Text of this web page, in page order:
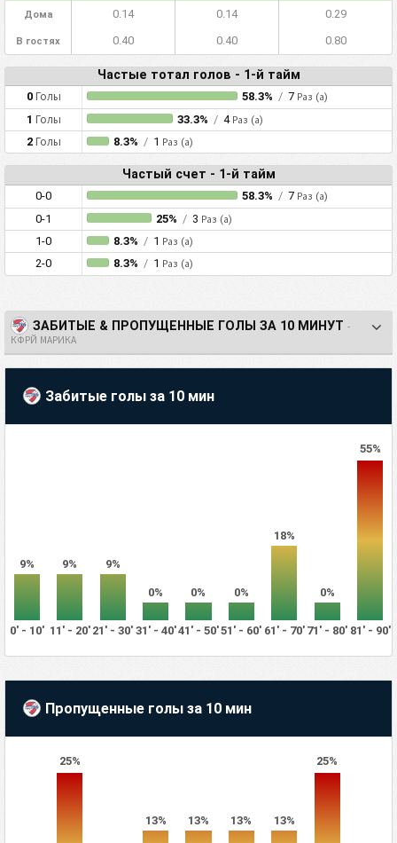
Дома 0.14 0.14 0.29
В гостях 0.40 0.40 0.80
Частые тотал голов - 1-й тайм
0 Голы 58.3% /7 Раз (а)
1 Голы 33.3% / 4 Раз (а)
2 Голы 8.3% /1 Раз (а)
Частый счет - 1-й тайм
0-0 58.3% /7 Раз (а)
0-1 25% / 3 Раз (а)
1-0 8.3% /1 Раз (а)
2-0 8.3% /1 Раз (а)
ЗАБИТЫЕ & ПРОПУЩЕННЫЕ ГОЛЫ ЗА 10 МИНУТ-
КФРЙ МАРИКА
Забитые голы за 10 мин
9% 9% 9%
0% 0% 0%
18%
0%
55%
0' - 10' 11' - 20' 21' - 30' 31' - 40'41' - 50'51' - 60' 61' - 70' 71' - 80' 81' - 90'
Пропущенные голы за 10 мин
25%
13% 13% 13% 13%
25%